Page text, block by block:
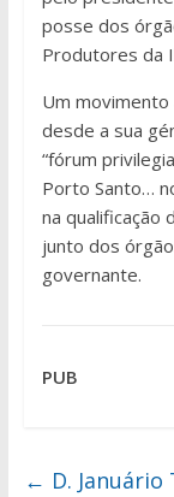
posse dos
Produtores da
Um
desde a sua
“fórum
Porto Santo…
na qualificação
junto dos
governante.
PUB
← D.